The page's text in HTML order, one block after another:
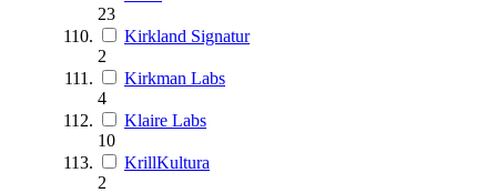
23
Kirkland Signatur
2
Kirkman Labs
4
Klaire Labs
10
KrillKultura
2